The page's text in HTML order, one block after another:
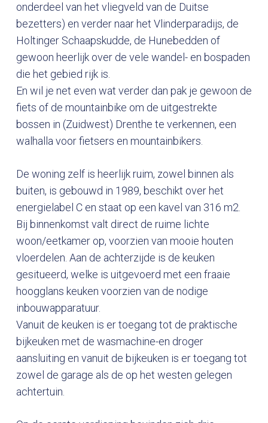
onderdeel van het vliegveld van de Duitse
bezetters) en verder naar het Vlinderparadijs, de
Holtinger Schaapskudde, de Hunebedden of
gewoon heerlijk over de vele wandel- en bospaden
die het gebied rijk is.
En wil je net even wat verder dan pak je gewoon de
fiets of de mountainbike om de uitgestrekte
bossen in (Zuidwest) Drenthe te verkennen, een
walhalla voor fietsers en mountainbikers.
De woning zelf is heerlijk ruim, zowel binnen als
buiten, is gebouwd in 1989, beschikt over het
energielabel C en staat op een kavel van 316 m2.
Bij binnenkomst valt direct de ruime lichte
woon/eetkamer op, voorzien van mooie houten
vloerdelen. Aan de achterzijde is de keuken
gesitueerd, welke is uitgevoerd met een fraaie
hoogglans keuken voorzien van de nodige
inbouwapparatuur.
Vanuit de keuken is er toegang tot de praktische
bijkeuken met de wasmachine-en droger
aansluiting en vanuit de bijkeuken is er toegang tot
zowel de garage als de op het westen gelegen
achtertuin.